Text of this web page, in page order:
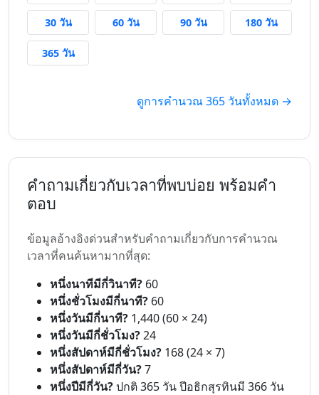
30 วัน30 วันจากนี้60 วัน60 วันจากนี้90 วัน90 วันจากนี้180 วัน180 วันจ
365 วัน365 วันจากนี้
ดูการคำนวณ 365 วันทั้งหมด →
คำถามเกี่ยวกับเวลาที่พบบ่อย พร้อมคำ
ตอบ
ข้อมูลอ้างอิงด่วนสำหรับคำถามเกี่ยวกับการคำนวณ
เวลาที่คนค้นหามากที่สุด:
หนึ่งนาทีมีกี่วินาที? 60
หนึ่งชั่วโมงมีกี่นาที? 60
หนึ่งวันมีกี่นาที? 1,440 (60 × 24)
หนึ่งวันมีกี่ชั่วโมง?24
หนึ่งสัปดาห์มีกี่ชั่วโมง? 168 (24 × 7)
หนึ่งสัปดาห์มีกี่วัน?7
หนึ่งปีมีกี่วัน?ปกติ 365 วัน ปีอธิกสุรทินมี 366 วัน